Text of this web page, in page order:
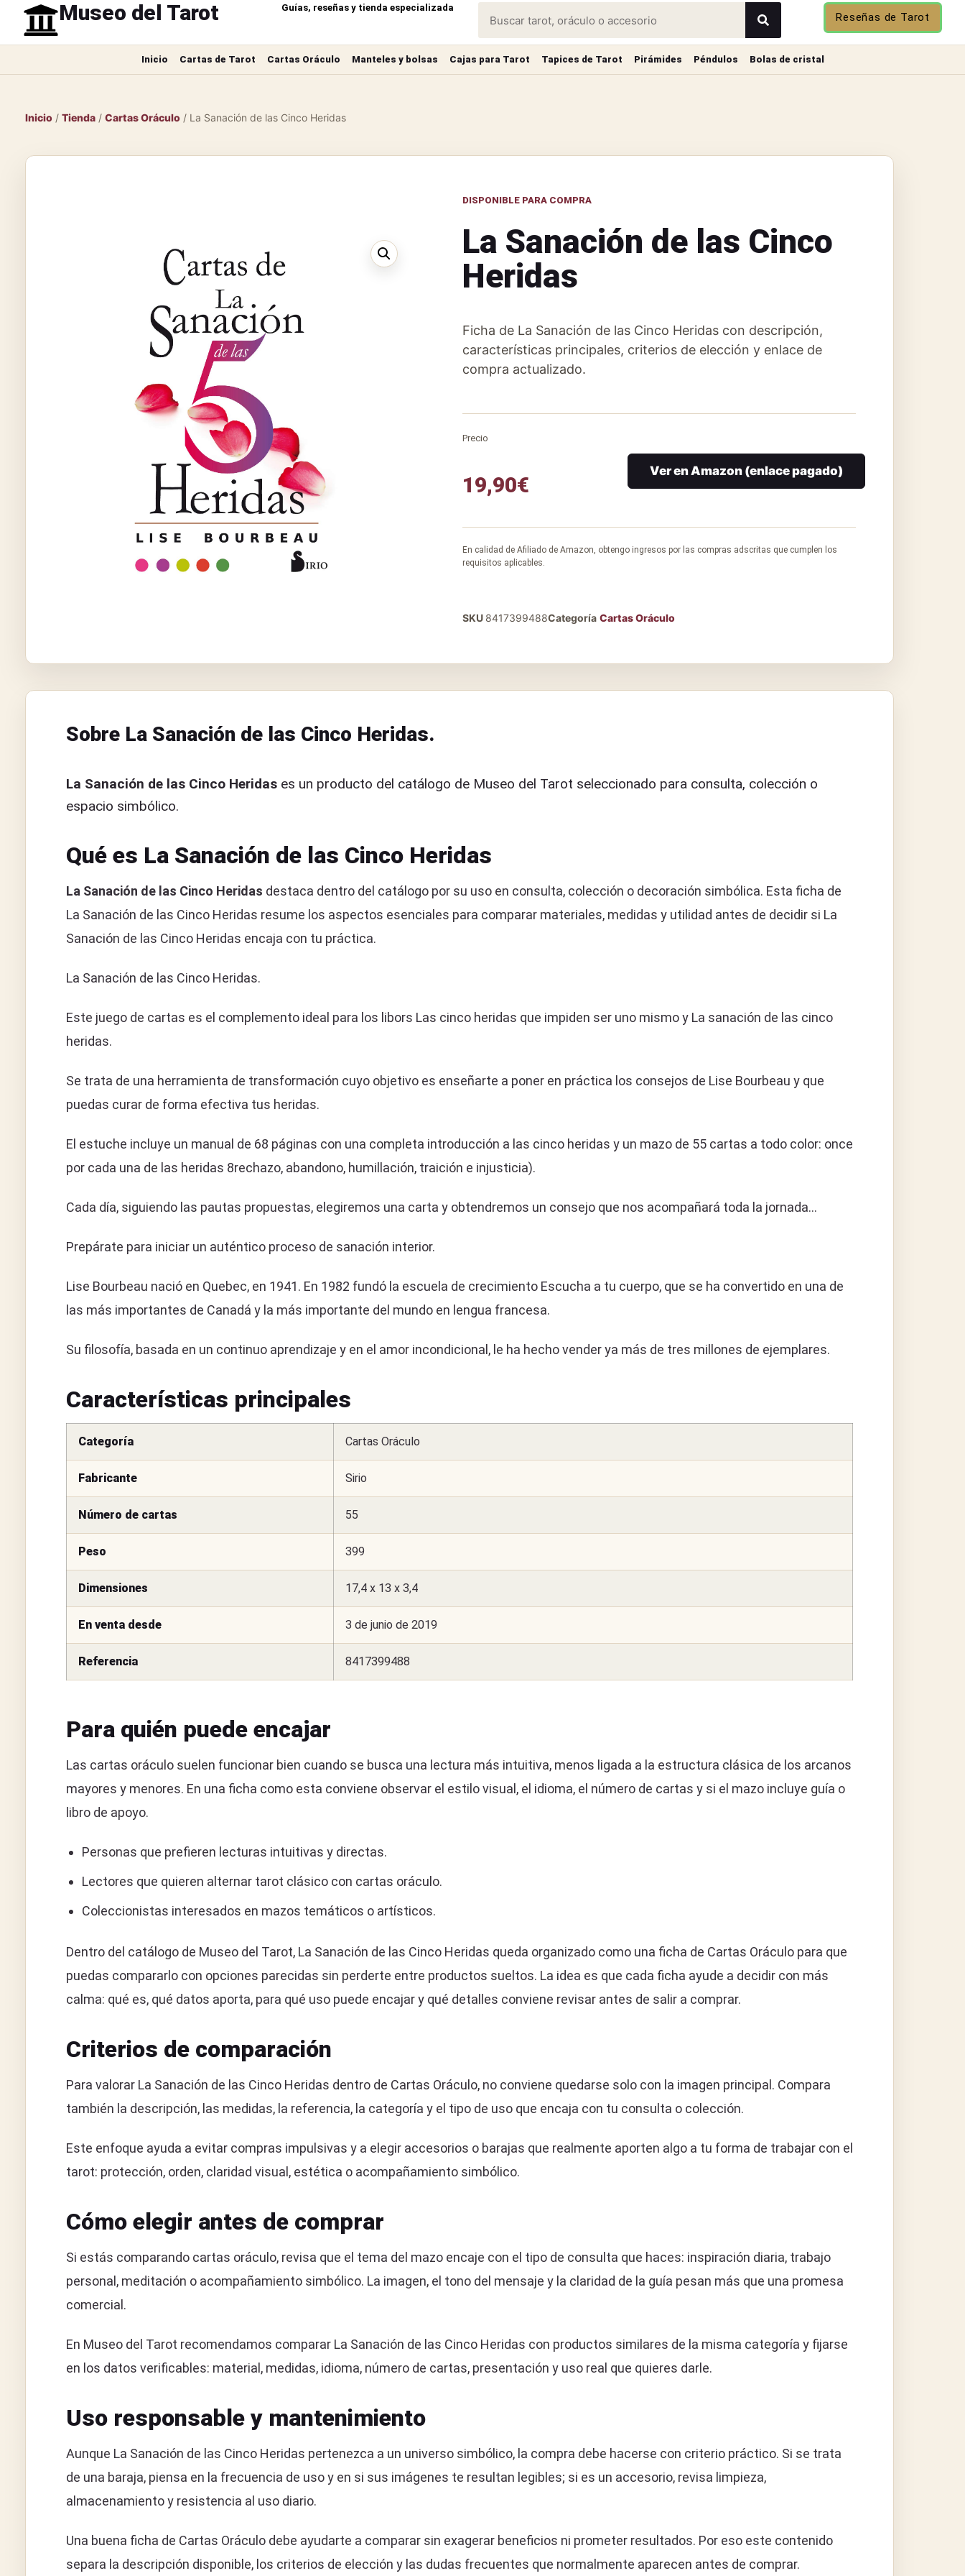
Museo del Tarot Guías, reseñas y tienda especializada
Reseñas de Tarot
Inicio Cartas de Tarot Cartas Oráculo Manteles y bolsas Cajas para Tarot Tapices de Tarot Pirámides Péndulos Bolas de cristal
Inicio / Tienda / Cartas Oráculo / La Sanación de las Cinco Heridas
DISPONIBLE PARA COMPRA
La Sanación de las Cinco
Heridas
Ficha de La Sanación de las Cinco Heridas con descripción,
características principales, criterios de elección y enlace de
compra actualizado.
Precio
19,90€
Ver en Amazon (enlace pagado)
En calidad de Afiliado de Amazon, obtengo ingresos por las compras adscritas que cumplen los
requisitos aplicables.
SKU 8417399488Categoría Cartas Oráculo
Sobre La Sanación de las Cinco Heridas.
La Sanación de las Cinco Heridas es un producto del catálogo de Museo del Tarot seleccionado para consulta, colección o
espacio simbólico.
Qué es La Sanación de las Cinco Heridas
La Sanación de las Cinco Heridas destaca dentro del catálogo por su uso en consulta, colección o decoración simbólica. Esta ficha de
La Sanación de las Cinco Heridas resume los aspectos esenciales para comparar materiales, medidas y utilidad antes de decidir si La
Sanación de las Cinco Heridas encaja con tu práctica.
La Sanación de las Cinco Heridas.
Este juego de cartas es el complemento ideal para los libors Las cinco heridas que impiden ser uno mismo y La sanación de las cinco
heridas.
Se trata de una herramienta de transformación cuyo objetivo es enseñarte a poner en práctica los consejos de Lise Bourbeau y que
puedas curar de forma efectiva tus heridas.
El estuche incluye un manual de 68 páginas con una completa introducción a las cinco heridas y un mazo de 55 cartas a todo color: once
por cada una de las heridas 8rechazo, abandono, humillación, traición e injusticia).
Cada día, siguiendo las pautas propuestas, elegiremos una carta y obtendremos un consejo que nos acompañará toda la jornada…
Prepárate para iniciar un auténtico proceso de sanación interior.
Lise Bourbeau nació en Quebec, en 1941. En 1982 fundó la escuela de crecimiento Escucha a tu cuerpo, que se ha convertido en una de
las más importantes de Canadá y la más importante del mundo en lengua francesa.
Su filosofía, basada en un continuo aprendizaje y en el amor incondicional, le ha hecho vender ya más de tres millones de ejemplares.
Características principales
Categoría Cartas Oráculo
Fabricante Sirio
Número de cartas 55
Peso 399
Dimensiones 17,4 x 13 x 3,4
En venta desde 3 de junio de 2019
Referencia 8417399488
Para quién puede encajar
Las cartas oráculo suelen funcionar bien cuando se busca una lectura más intuitiva, menos ligada a la estructura clásica de los arcanos
mayores y menores. En una ficha como esta conviene observar el estilo visual, el idioma, el número de cartas y si el mazo incluye guía o
libro de apoyo.
Personas que prefieren lecturas intuitivas y directas.
Lectores que quieren alternar tarot clásico con cartas oráculo.
Coleccionistas interesados en mazos temáticos o artísticos.
Dentro del catálogo de Museo del Tarot, La Sanación de las Cinco Heridas queda organizado como una ficha de Cartas Oráculo para que
puedas compararlo con opciones parecidas sin perderte entre productos sueltos. La idea es que cada ficha ayude a decidir con más
calma: qué es, qué datos aporta, para qué uso puede encajar y qué detalles conviene revisar antes de salir a comprar.
Criterios de comparación
Para valorar La Sanación de las Cinco Heridas dentro de Cartas Oráculo, no conviene quedarse solo con la imagen principal. Compara
también la descripción, las medidas, la referencia, la categoría y el tipo de uso que encaja con tu consulta o colección.
Este enfoque ayuda a evitar compras impulsivas y a elegir accesorios o barajas que realmente aporten algo a tu forma de trabajar con el
tarot: protección, orden, claridad visual, estética o acompañamiento simbólico.
Cómo elegir antes de comprar
Si estás comparando cartas oráculo, revisa que el tema del mazo encaje con el tipo de consulta que haces: inspiración diaria, trabajo
personal, meditación o acompañamiento simbólico. La imagen, el tono del mensaje y la claridad de la guía pesan más que una promesa
comercial.
En Museo del Tarot recomendamos comparar La Sanación de las Cinco Heridas con productos similares de la misma categoría y fijarse
en los datos verificables: material, medidas, idioma, número de cartas, presentación y uso real que quieres darle.
Uso responsable y mantenimiento
Aunque La Sanación de las Cinco Heridas pertenezca a un universo simbólico, la compra debe hacerse con criterio práctico. Si se trata
de una baraja, piensa en la frecuencia de uso y en si sus imágenes te resultan legibles; si es un accesorio, revisa limpieza,
almacenamiento y resistencia al uso diario.
Una buena ficha de Cartas Oráculo debe ayudarte a comparar sin exagerar beneficios ni prometer resultados. Por eso este contenido
separa la descripción disponible, los criterios de elección y las dudas frecuentes que normalmente aparecen antes de comprar.